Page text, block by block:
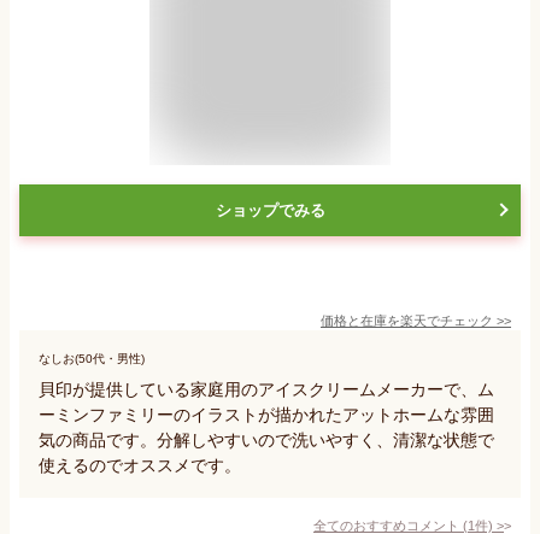
ショップでみる
価格と在庫を楽天でチェック >>
なしお(50代・男性)
貝印が提供している家庭用のアイスクリームメーカーで、ム
ーミンファミリーのイラストが描かれたアットホームな雰囲
気の商品です。分解しやすいので洗いやすく、清潔な状態で
使えるのでオススメです。
全てのおすすめコメント (1件) >